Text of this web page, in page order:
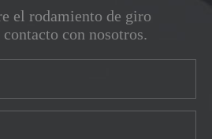
el rodamiento de giro
contacto con nosotros.